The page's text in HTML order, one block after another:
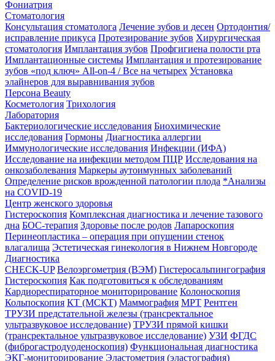
Фониатрия
Стоматология
Консультация стоматолога Лечение зубов и десен Ортодонтия/
исправление прикуса Протезирование зубов Хирургическая
стоматология Имплантация зубов Профгигиена полости рта
Имплантационные системы Имплантация и протезирование
зубов «под ключ» All-on-4 / Все на четырех Установка
элайнеров для выравнивания зубов
Персона Beauty
Косметология Трихология
Лаборатория
Бактериологические исследования Биохимические
исследования Гормоны Диагностика аллергии
Иммунологические исследования Инфекции (ИФА)
Исследование на инфекции методом ПЦР Исследования на
онкозаболевания Маркеры аутоимунных заболеваний
Определение рисков врожденной патологии плода *Анализы
на COVID-19
Центр женского здоровья
Гистероскопия Комплексная диагностика и лечение тазового
дна БОС-терапия Здоровье после родов Лапароскопия
Перинеопластика – операция при опущении стенок
влагалища Эстетическая гинекология в Нижнем Новгороде
Диагностика
CHECK-UP Велоэргометрия (ВЭМ) Гистеросальпингография
Гистероскопия Как подготовиться к обследованиям
Кардиореспираторное мониторирование Колоноскопия
Кольпоскопия КТ (МСКТ) Маммография МРТ Рентген
ТРУЗИ предстательной железы (трансректальное
ультразвуковое исследование) ТРУЗИ прямой кишки
(трансректальное ультразвуковое исследование) УЗИ ФГДС
(фиброгастродуоденоскопия) Функциональная диагностика
ЭКГ-мониторирование Эластометрия (эластография)